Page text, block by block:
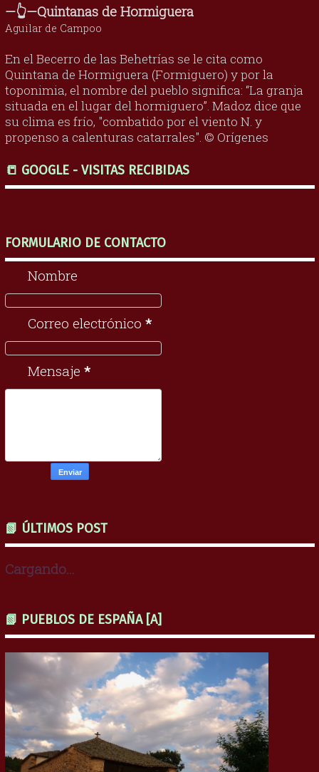
—👆—Quintanas de Hormiguera
Aguilar de Campoo
En el Becerro de las Behetrías se le cita como
Quintana de Hormiguera (Formiguero) y por la
toponimia, el nombre del pueblo significa: “La granja
situada en el lugar del hormiguero”. Madoz dice que
su clima es frío, "combatido por el viento N. y
propenso a calenturas catarrales". © Orígenes
📒 GOOGLE - VISITAS RECIBIDAS
FORMULARIO DE CONTACTO
Nombre
Correo electrónico *
Mensaje *
📗 ÚLTIMOS POST
Cargando...
📗 PUEBLOS DE ESPAÑA [A]